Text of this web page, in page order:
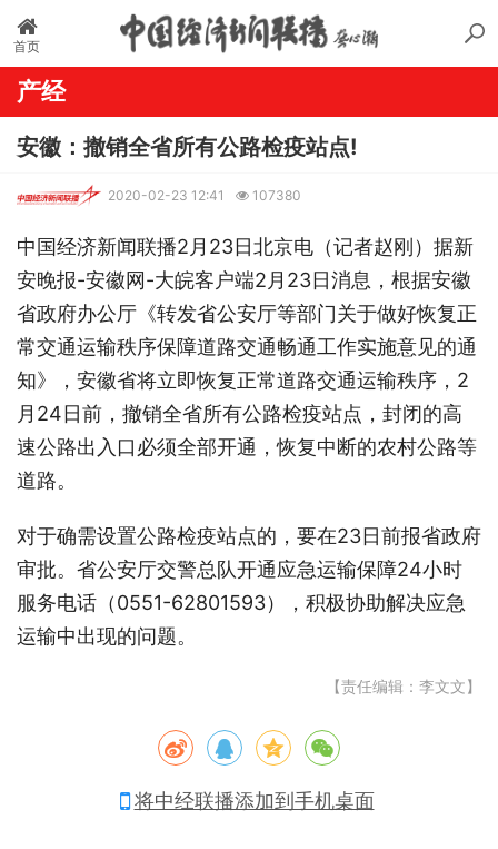
首页
产经
安徽：撤销全省所有公路检疫站点!
2020-02-23 12:41 107380
中国经济新闻联播2月23日北京电（记者赵刚） 据新
安晚报-安徽网-大皖客户端2月23日消息，根据安徽
省政府办公厅《转发省公安厅等部门关于做好恢复正
常交通运输秩序保障道路交通畅通工作实施意见的通
知》，安徽省将立即恢复正常道路交通运输秩序，2
月24日前，撤销全省所有公路检疫站点，封闭的高
速公路出入口必须全部开通，恢复中断的农村公路等
道路。
对于确需设置公路检疫站点的，要在23日前报省政府
审批。省公安厅交警总队开通应急运输保障24小时
服务电话（0551-62801593），积极协助解决应急
运输中出现的问题。
【责任编辑：李文文】
将中经联播添加到手机桌面